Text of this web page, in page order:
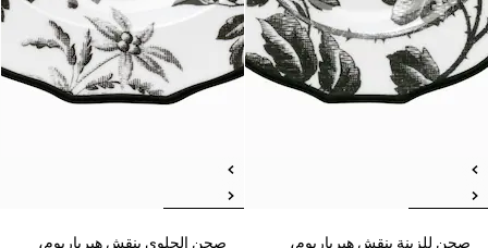
صحن للزينة بنقش هيرباريوم، صحن الحلوى بنقش هيرباريوم،